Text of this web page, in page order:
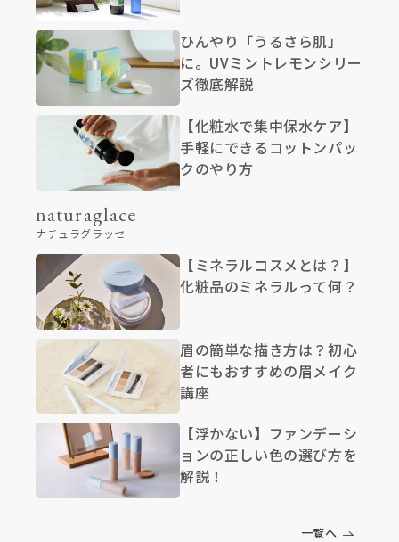
ひんやり「うるさら肌」
に。UVミントレモンシリー
ズ徹底解説
【化粧水で集中保水ケア】
手軽にできるコットンパッ
クのやり方
naturaglace
ナチュラグラッセ
【ミネラルコスメとは？】
化粧品のミネラルって何？
眉の簡単な描き方は？初心
者にもおすすめの眉メイク
講座
【浮かない】ファンデーシ
ョンの正しい色の選び方を
解説！
一覧へ